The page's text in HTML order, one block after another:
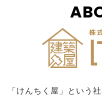
「けんちく屋」という